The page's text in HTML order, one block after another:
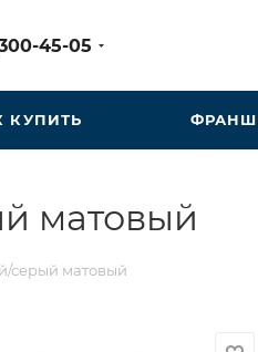
45-05
КУПИТЬ
матовый
серый матовый